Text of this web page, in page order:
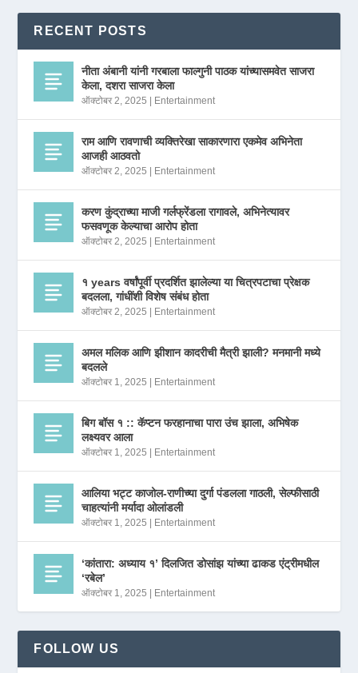
RECENT POSTS
नीता अंबानी यांनी गरबाला फाल्गुनी पाठक यांच्यासमवेत साजरा
केला, दशरा साजरा केला
ऑक्टोबर 2, 2025 | Entertainment
राम आणि रावणाची व्यक्तिरेखा साकारणारा एकमेव अभिनेता
आजही आठवतो
ऑक्टोबर 2, 2025 | Entertainment
करण कुंद्राच्या माजी गर्लफ्रेंडला रागावले, अभिनेत्यावर
फसवणूक केल्याचा आरोप होता
ऑक्टोबर 2, 2025 | Entertainment
१ years वर्षांपूर्वी प्रदर्शित झालेल्या या चित्रपटाचा प्रेक्षक
बदलला, गांधींशी विशेष संबंध होता
ऑक्टोबर 2, 2025 | Entertainment
अमल मलिक आणि झीशान कादरीची मैत्री झाली? मनमानी मध्ये
बदलले
ऑक्टोबर 1, 2025 | Entertainment
बिग बॉस १ :: कॅप्टन फरहानाचा पारा उंच झाला, अभिषेक
लक्ष्यवर आला
ऑक्टोबर 1, 2025 | Entertainment
आलिया भट्ट काजोल-राणीच्या दुर्गा पंडलला गाठली, सेल्फीसाठी
चाहत्यांनी मर्यादा ओलांडली
ऑक्टोबर 1, 2025 | Entertainment
‘कांतारा: अध्याय १’ दिलजित डोसांझ यांच्या ढाकड एंट्रीमधील
‘रबेल’
ऑक्टोबर 1, 2025 | Entertainment
FOLLOW US